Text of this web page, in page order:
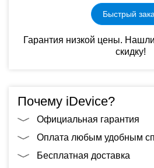
Быстрый
Гарантия низкой цены.
скидку!
Почему iDevice?
Официальная гарантия
Оплата любым удобным
Бесплатная доставка